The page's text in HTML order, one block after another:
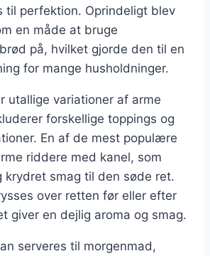
til perfektion. Oprindeligt blev
en måde at bruge
på, hvilket gjorde den til en
for mange husholdninger.
utallige variationer af arme
forskellige toppings og
En af de mest populære
riddere med kanel, som
krydret smag til den søde ret.
over retten før eller efter
giver en dejlig aroma og smag.
serveres til morgenmad,